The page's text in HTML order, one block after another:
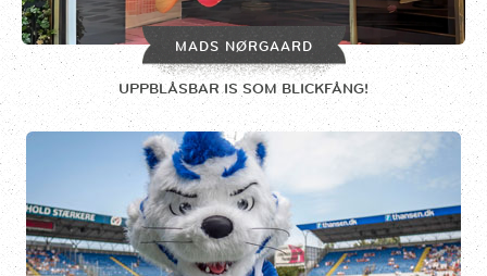
MADS NØRGAARD
UPPBLÅSBAR IS SOM BLICKFÅNG!